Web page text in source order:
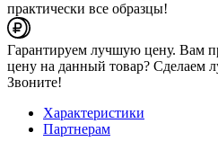
практически все образцы!
Гарантируем лучшую цену. Вам
цену на данный товар? Сделаем
Звоните!
Характеристики
Партнерам